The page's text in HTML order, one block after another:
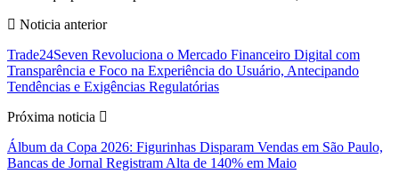
Noticia anterior
Trade24Seven Revoluciona o Mercado Financeiro Digital com
Transparência e Foco na Experiência do Usuário, Antecipando
Tendências e Exigências Regulatórias
Próxima noticia
Álbum da Copa 2026: Figurinhas Disparam Vendas em São Paulo,
Bancas de Jornal Registram Alta de 140% em Maio